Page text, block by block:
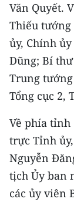
CHƯƠNG
MỘT SẢN
RADIO
MEDIA
E-Magazine
Video
Media
Media Kinh
Văn Quyết.
Thiếu
ủy, Chính
Dũng; Bí
Trung
Tổng cục 2,
Về phía tỉnh
trực Tỉnh
Nguyễn
tịch Ủy ban
các ủy viên